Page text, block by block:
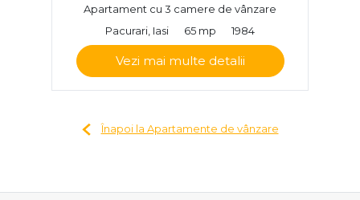
Apartament cu 3 camere de vânzare
Pacurari, Iasi
65 mp 1984
Vezi mai multe detalii
Înapoi la Apartamente de vânzare